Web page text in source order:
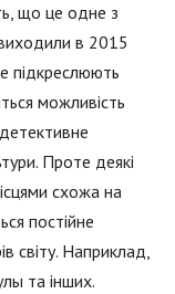
що це одне з
виходили в 2015
підкреслюють
можливість
Проте деякі
схожа на
постійне
світу. Наприклад,
та інших.